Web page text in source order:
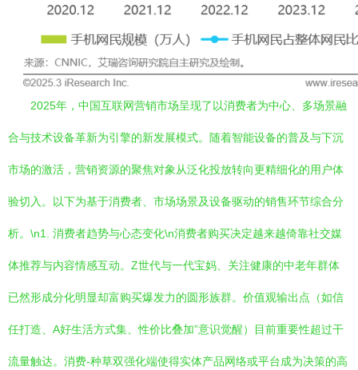
2025年，中国互联网营销市场呈现了以消费者为中心、多场景融
合与技术设备革新为引擎的新发展模式。随着智能设备的普及与下沉
市场的激活，营销资源的聚焦对象从泛化投放转向更精细化的用户体
验切入。以下为基于消费者、市场场景及设备驱动的销售环节综合分
析。\n1. 消费者趋势与心态变化\n消费者购买决定越来越倚靠社交媒
体推荐与内容情感互动。Z世代与一代宝妈、关注健康的中老年群体
已然形成分化明显却富购买爆发力的圆形族群。价值观输出点（如信
任打造、A好生活方式集、性价比叠加”意识觉醒）目前重要性超过干
流量触达。消费-种草双强化端使得实体产品网络或平台成为决策的高